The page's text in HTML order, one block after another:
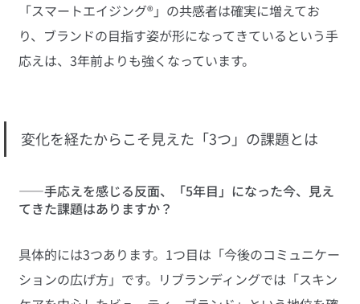
「スマートエイジング®」の共感者は確実に増えてお
り、ブランドの目指す姿が形になってきているという手
応えは、3年前よりも強くなっています。
変化を経たからこそ見えた「3つ」の課題とは
――手応えを感じる反面、「5年目」になった今、見え
てきた課題はありますか？
具体的には3つあります。1つ目は「今後のコミュニケー
ションの広げ方」です。リブランディングでは「スキン